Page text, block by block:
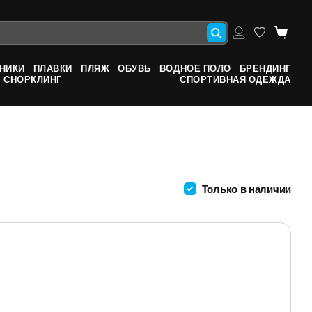
ПЛАВКИ ПЛЯЖ ОБУВЬ ВОДНОЕ ПОЛО
БРЕНДИНГ
СНОРКЛИНГ СПОРТИВНАЯ ОДЕЖДА
Только в наличии